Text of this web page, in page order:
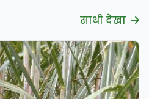
साथी देखा